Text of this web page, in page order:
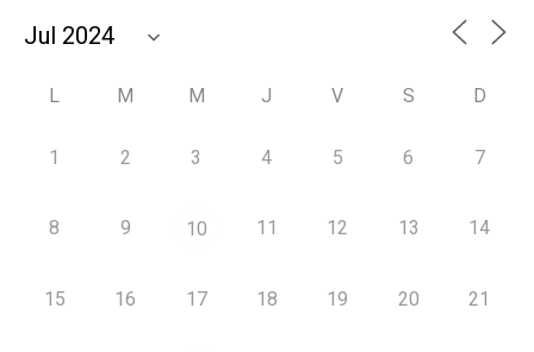
L M M J V S D
1 2 3 4 5 6 7
8 9 10 11 12 13 14
15 16 17 18 19 20 21